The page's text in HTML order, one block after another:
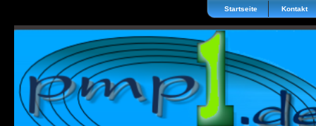
Startseite Kontakt